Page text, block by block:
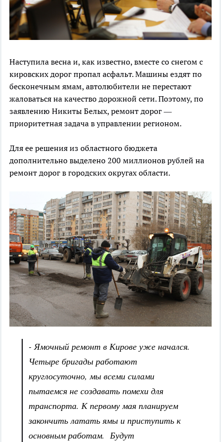
Наступила весна и, как известно, вместе со снегом с
кировских дорог пропал асфальт. Машины ездят по
бесконечным ямам, автолюбители не перестают
жаловаться на качество дорожной сети. Поэтому, по
заявлению Никиты Белых, ремонт дорог —
приоритетная задача в управлении регионом.
Для ее решения из областного бюджета
дополнительно выделено 200 миллионов рублей на
ремонт дорог в городских округах области.
- Ямочный ремонт в Кирове уже начался.
Четыре бригады работают
круглосуточно, мы всеми силами
пытаемся не создавать помехи для
транспорта. К первому мая планируем
закончить латать ямы и приступить к
основным работам. Будут